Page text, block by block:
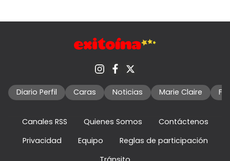
Diario Perfil Caras Noticias Marie Claire
Canales RSS Quienes Somos
Contáctenos
Privacidad
Equipo
Reglas de participación